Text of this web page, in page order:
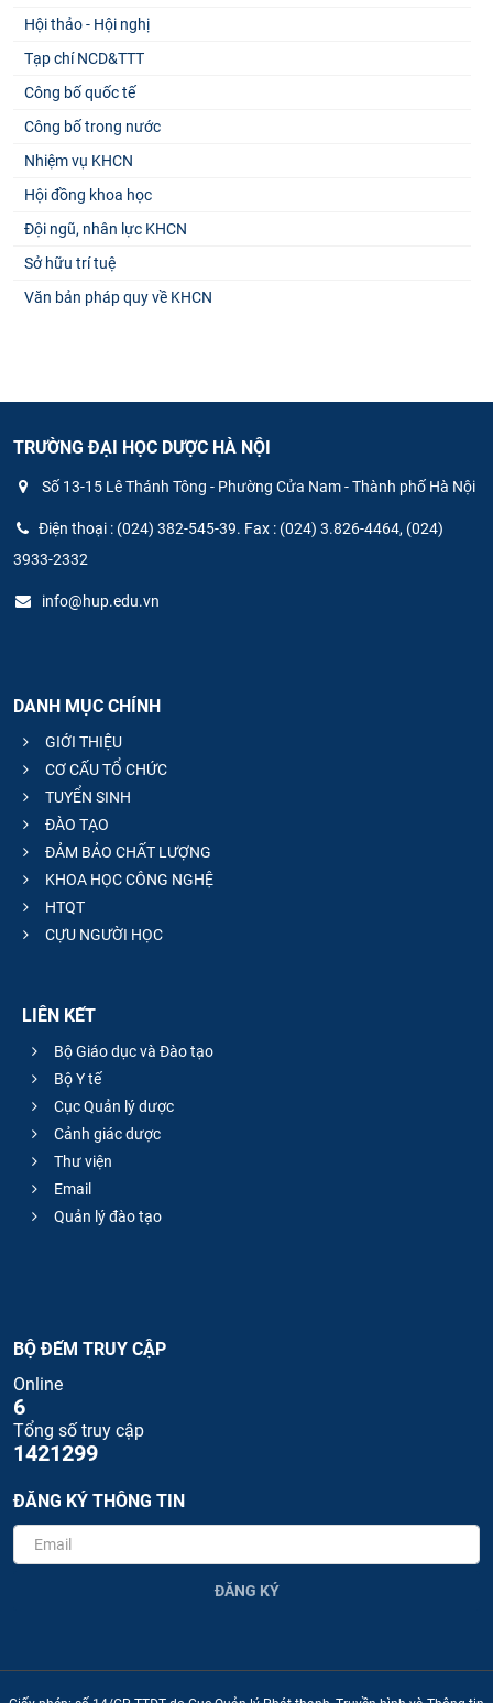
Hội thảo - Hội nghị
Tạp chí NCD&TTT
Công bố quốc tế
Công bố trong nước
Nhiệm vụ KHCN
Hội đồng khoa học
Đội ngũ, nhân lực KHCN
Sở hữu trí tuệ
Văn bản pháp quy về KHCN
TRƯỜNG ĐẠI HỌC DƯỢC HÀ NỘI
Số 13-15 Lê Thánh Tông - Phường Cửa Nam - Thành phố Hà Nội
Điện thoại : (024) 382-545-39. Fax : (024) 3.826-4464, (024)
3933-2332
info@hup.edu.vn
DANH MỤC CHÍNH
GIỚI THIỆU
CƠ CẤU TỔ CHỨC
TUYỂN SINH
ĐÀO TẠO
ĐẢM BẢO CHẤT LƯỢNG
KHOA HỌC CÔNG NGHỆ
HTQT
CỰU NGƯỜI HỌC
LIÊN KẾT
Bộ Giáo dục và Đào tạo
Bộ Y tế
Cục Quản lý dược
Cảnh giác dược
Thư viện
Email
Quản lý đào tạo
BỘ ĐẾM TRUY CẬP
Online
6
Tổng số truy cập
1421299
ĐĂNG KÝ THÔNG TIN
ĐĂNG KÝ